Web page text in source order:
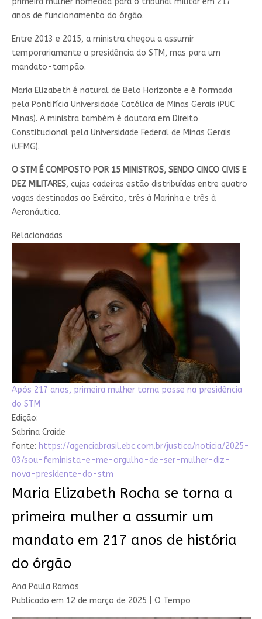
anos de funcionamento do órgão.
Entre 2013 e 2015, a ministra chegou a assumir
temporariamente a presidência do STM, mas para um
mandato-tampão.
Maria Elizabeth é natural de Belo Horizonte e é formada
pela Pontifícia Universidade Católica de Minas Gerais (PUC
Minas). A ministra também é doutora em Direito
Constitucional pela Universidade Federal de Minas Gerais
(UFMG).
O STM É COMPOSTO POR 15 MINISTROS, SENDO CINCO CIVIS E
DEZ MILITARES, cujas cadeiras estão distribuídas entre quatro
vagas destinadas ao Exército, três à Marinha e três à
Aeronáutica.
Relacionadas
Após 217 anos, primeira mulher toma posse na presidência
do STM
Edição:
Sabrina Craide
fonte: https://agenciabrasil.ebc.com.br/justica/noticia/2025-
03/sou-feminista-e-me-orgulho-de-ser-mulher-diz-
nova-presidente-do-stm
Maria Elizabeth Rocha se torna a
primeira mulher a assumir um
mandato em 217 anos de história
do órgão
Ana Paula Ramos
Publicado em 12 de março de 2025 | O Tempo